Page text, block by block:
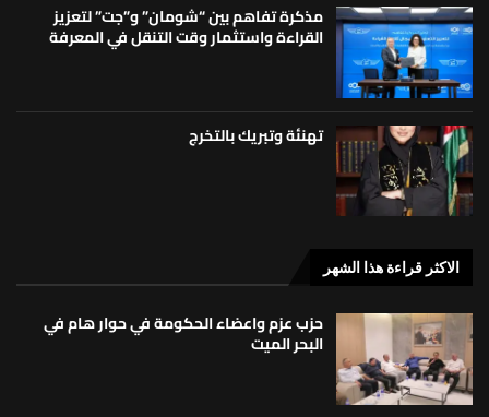
مذكرة تفاهم بين “شومان” و”جت” لتعزيز
القراءة واستثمار وقت التنقل في المعرفة
تهنئة وتبريك بالتخرج
الاكثر قراءة هذا الشهر
حزب عزم واعضاء الحكومة في حوار هام في
البحر الميت